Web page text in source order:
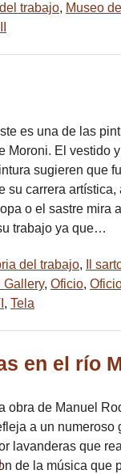
trabajo, Museo
es una de las
Moroni. El vestido
sugieren que
su carrera artística,
o el sastre mira
trabajo ya que…
del trabajo, Il
Gallery, Oficio,
, Tela
en el río
obra de Manuel
a un numeroso
lavanderas que
de la música que